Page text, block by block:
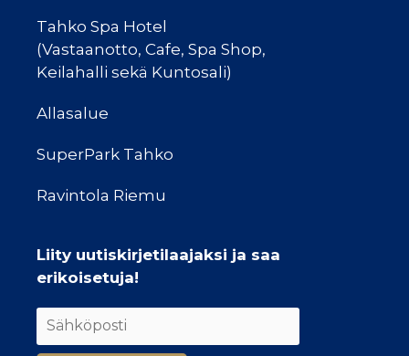
Tahko Spa Hotel
(Vastaanotto, Cafe, Spa Shop,
Keilahalli sekä Kuntosali)
Allasalue
SuperPark Tahko
Ravintola Riemu
Liity uutiskirjetilaajaksi ja saa
erikoisetuja!